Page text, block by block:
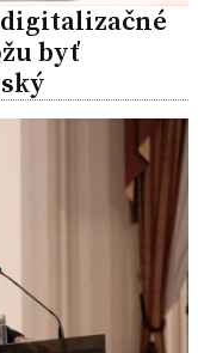
byť